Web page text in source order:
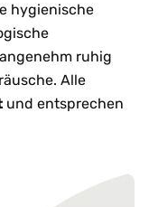
hygienische
ruhig
Alle
und entsprechen